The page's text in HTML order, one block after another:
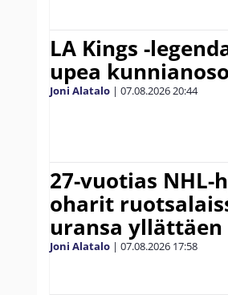
LA Kings -
upea
Joni Alatalo | 07.08.202620:44
27-vuotias
oharit
uransa yllättäen
Joni Alatalo | 07.08.2026 17:58